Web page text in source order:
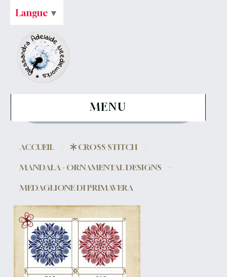
MENU
ACCUEIL
CROSS STITCH
MANDALA - ORNAMENTAL DESIGNS
MEDAGLIONE DI PRIMAVERA
Langue ▼